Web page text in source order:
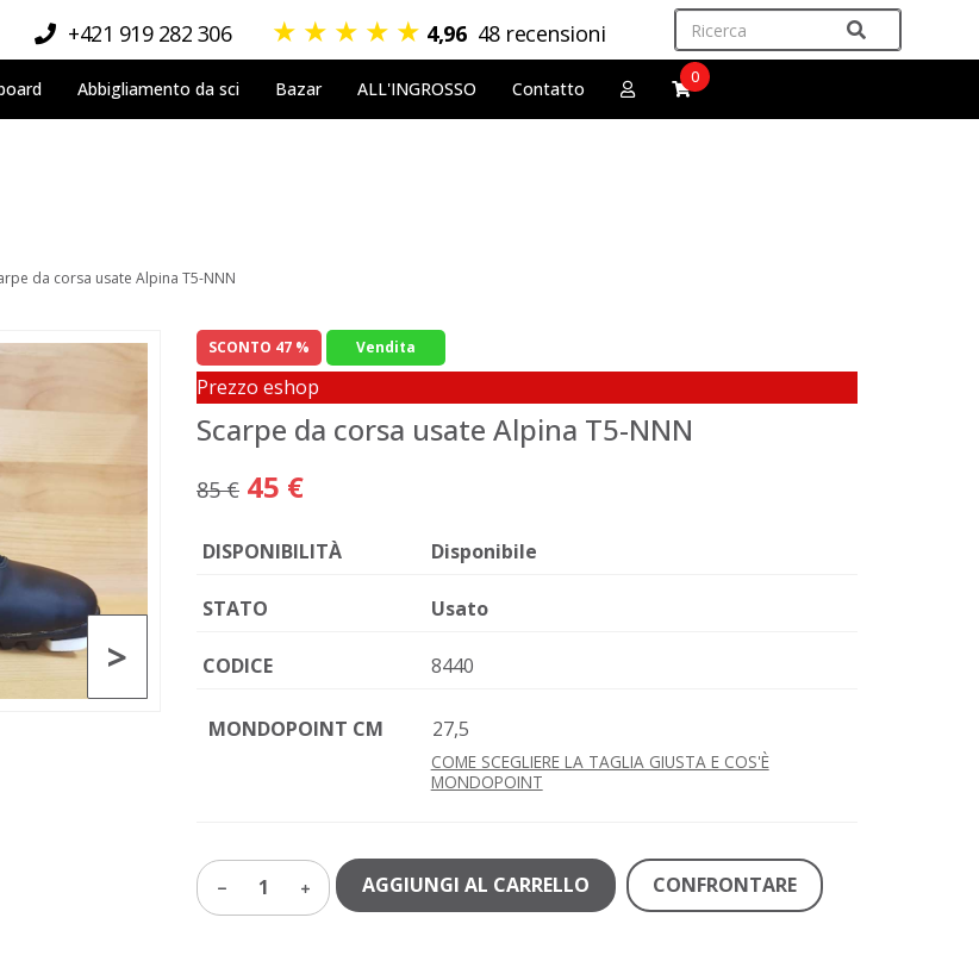
+421 919 282 306 ★ ★ ★ ★ ★ 4,96 48 recensioni
Abbigliamento da sci Bazar ALL'INGROSSO Contatto
0
da corsa usate Alpina T5-NNN
>
SCONTO 47 % Vendita
Prezzo eshop
Scarpe da corsa usate Alpina T5-NNN
85 € 45 €
DISPONIBILITÀ Disponibile
STATO Usato
CODICE 8440
MONDOPOINT CM 27,5
COME SCEGLIERE LA TAGLIA GIUSTA E COS'È
MONDOPOINT
1 AGGIUNGI AL CARRELLO CONFRONTARE